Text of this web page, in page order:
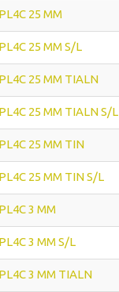
25 MM
25 MM S/L
25 MM TIALN
25 MM TIALN S/L
25 MM TIN
25 MM TIN S/L
3 MM
3 MM S/L
3 MM TIALN